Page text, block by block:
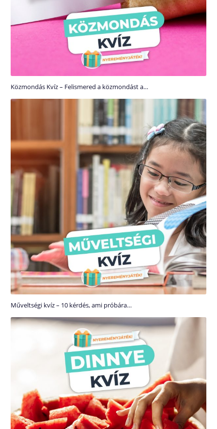
Közmondás Kvíz – Felismered a közmondást a…
Műveltségi kvíz – 10 kérdés, ami próbára…